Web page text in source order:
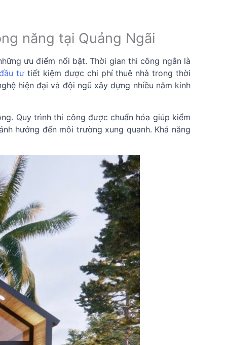
năng tại Quảng Ngãi
ưu điểm nổi bật. Thời gian thi công ngắn là
tưtiết kiệm được chi phí thuê nhà trong thời
hiện đại và đội ngũ xây dựng nhiều năm kinh
Quy trình thi công được chuẩn hóa giúp kiểm
hưởng đến môi trường xung quanh. Khả năng